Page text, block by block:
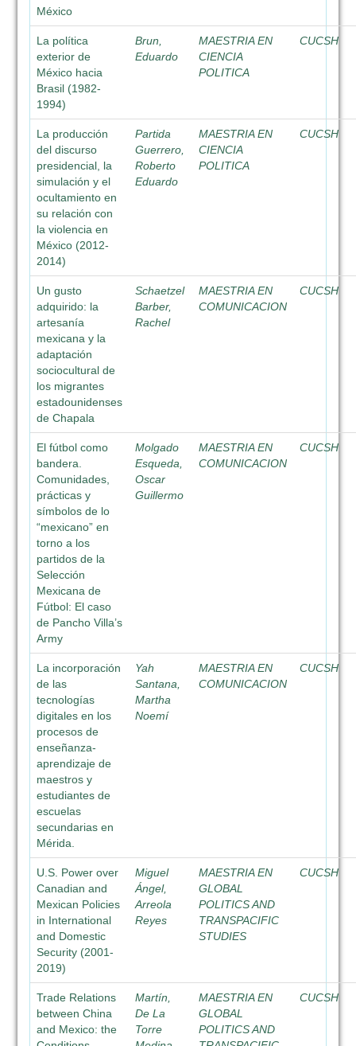
México
La política
exterior de
México hacia
Brasil (1982-
1994)
Brun,
Eduardo
MAESTRIA EN
CIENCIA
POLITICA
CUCSH
La producción
del discurso
presidencial, la
simulación y el
ocultamiento en
su relación con
la violencia en
México (2012-
2014)
Partida
Guerrero,
Roberto
Eduardo
MAESTRIA EN
CIENCIA
POLITICA
CUCSH
Un gusto
adquirido: la
artesanía
mexicana y la
adaptación
sociocultural de
los migrantes
estadounidenses
de Chapala
Schaetzel
Barber,
Rachel
MAESTRIA EN
COMUNICACION
CUCSH
El fútbol como
bandera.
Comunidades,
prácticas y
símbolos de lo
“mexicano” en
torno a los
partidos de la
Selección
Mexicana de
Fútbol: El caso
de Pancho Villa’s
Army
Molgado
Esqueda,
Oscar
Guillermo
MAESTRIA EN
COMUNICACION
CUCSH
La incorporación
de las
tecnologías
digitales en los
procesos de
enseñanza-
aprendizaje de
maestros y
estudiantes de
escuelas
secundarias en
Mérida.
Yah
Santana,
Martha
Noemí
MAESTRIA EN
COMUNICACION
CUCSH
U.S. Power over
Canadian and
Mexican Policies
in International
and Domestic
Security (2001-
2019)
Miguel
Ángel,
Arreola
Reyes
MAESTRIA EN
GLOBAL
POLITICS AND
TRANSPACIFIC
STUDIES
CUCSH
Trade Relations
between China
and Mexico: the
Martín,
De La
Torre
MAESTRIA EN
GLOBAL
POLITICS AND
CUCSH